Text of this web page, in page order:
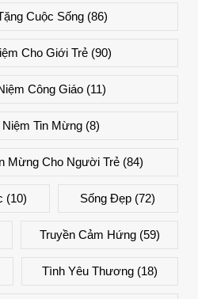
Cuộc Sống(86)
Cho Giới Trẻ (90)
Công Giáo(11)
Niệm Tin Mừng (8)
Mừng Cho Người Trẻ (84)
(10) Sống Đẹp (72)
Truyền Cảm Hứng(59)
Tình Yêu Thương(18)